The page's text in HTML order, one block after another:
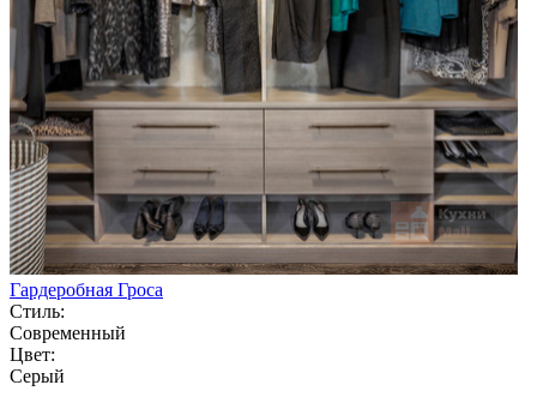
Гардеробная Гроса
Стиль:
Современный
Цвет:
Серый